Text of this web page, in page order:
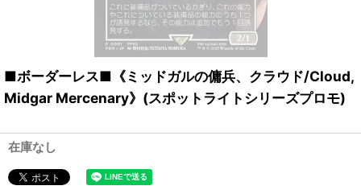
■ボーダーレス■《ミッドガルの傭兵、クラウド/Cloud,
Midgar Mercenary》(スポットライトシリーズプロモ)
在庫なし